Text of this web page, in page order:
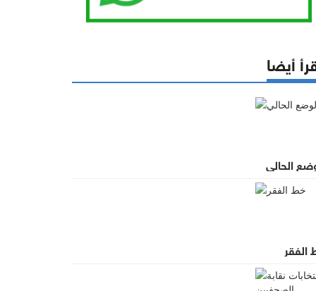
أيضا
الحالي
الفقر